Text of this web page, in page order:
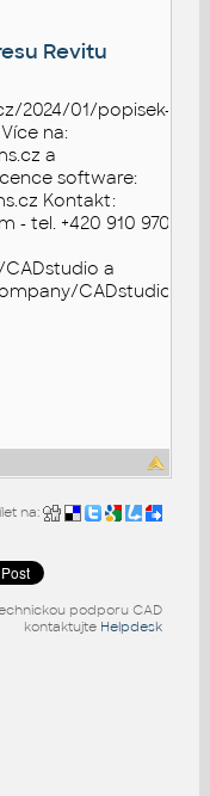
Revitu
2024/01/popisek-
na:
a
software:
Kontakt:
- tel. +420 910 970
a
CADstudio
na:
podporu CAD
kontaktujte Helpdesk